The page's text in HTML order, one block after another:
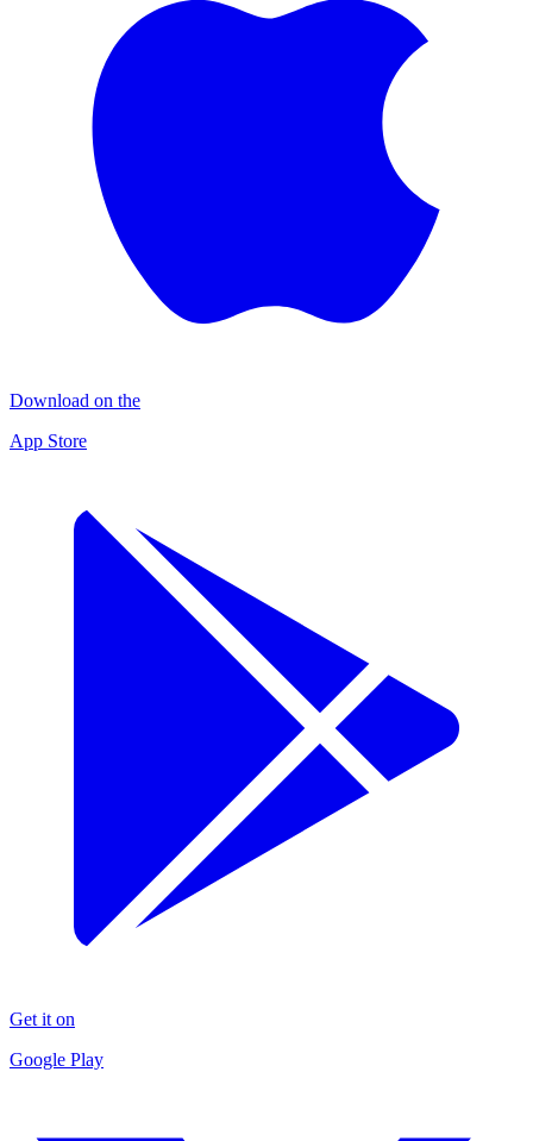
Download on the
App Store
Get it on
Google Play